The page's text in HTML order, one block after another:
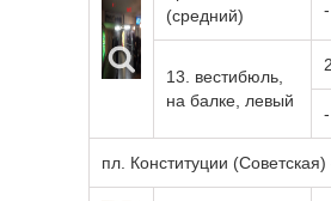
(средний)
-
13. вестибюль,
на балке, левый
-
пл. Конституции (Советская)